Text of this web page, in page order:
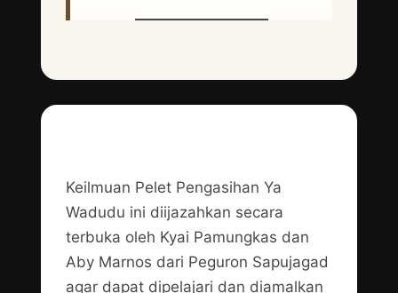
Keilmuan Pelet Pengasihan Ya
Wadudu ini diijazahkan secara
terbuka oleh Kyai Pamungkas dan
Aby Marnos dari Peguron Sapujagad
agar dapat dipelajari dan diamalkan